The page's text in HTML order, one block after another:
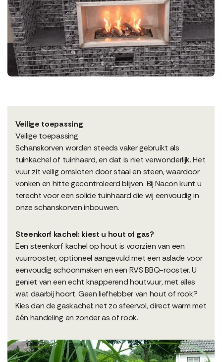
Veilige toepassing
Veilige toepassing
Schanskorven worden steeds vaker gebruikt als
tuinkachel of tuinhaard, en dat is niet verwonderlijk. Het
vuur zit veilig omsloten door staal en steen, waardoor
vonken en hitte gecontroleerd blijven. Bij Nacon kunt u
terecht voor een solide tuinhaard die wij eenvoudig in
onze schanskorven inbouwen.
Steenkorf kachel: kiest u hout of gas?
Een steenkorf kachel op hout is voorzien van een
vuurrooster, optioneel aangevuld met een aslade voor
eenvoudig schoonmaken en een RVS BBQ-rooster. U
geniet van een echt knapperend houtvuur, met alles
wat daarbij hoort. Geen liefhebber van hout of rook?
Kies dan de gaskachel: net zo sfeervol, direct warm met
één handeling en zonder as of rook.